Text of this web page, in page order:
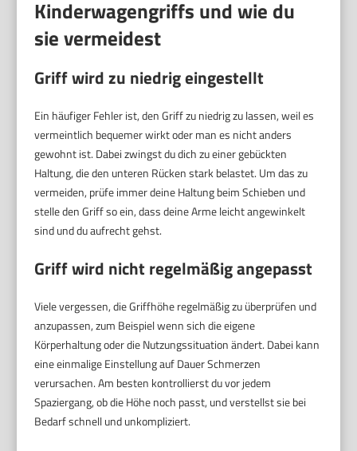
Kinderwagengriffs und wie du
sie vermeidest
Griff wird zu niedrig eingestellt
Ein häufiger Fehler ist, den Griff zu niedrig zu lassen, weil es
vermeintlich bequemer wirkt oder man es nicht anders
gewohnt ist. Dabei zwingst du dich zu einer gebückten
Haltung, die den unteren Rücken stark belastet. Um das zu
vermeiden, prüfe immer deine Haltung beim Schieben und
stelle den Griff so ein, dass deine Arme leicht angewinkelt
sind und du aufrecht gehst.
Griff wird nicht regelmäßig angepasst
Viele vergessen, die Griffhöhe regelmäßig zu überprüfen und
anzupassen, zum Beispiel wenn sich die eigene
Körperhaltung oder die Nutzungssituation ändert. Dabei kann
eine einmalige Einstellung auf Dauer Schmerzen
verursachen. Am besten kontrollierst du vor jedem
Spaziergang, ob die Höhe noch passt, und verstellst sie bei
Bedarf schnell und unkompliziert.